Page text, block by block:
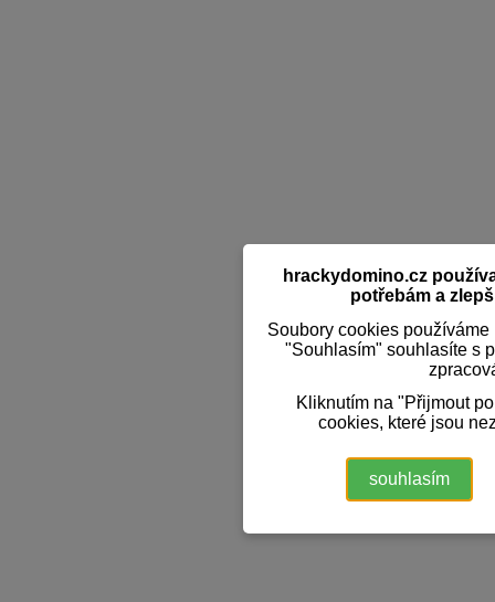
hrackydomino.cz
potřebám a
Soubory cookies
"Souhlasím" souhlasíte s
Kliknutím na "Přijmout
cookies, které jsou
souhlasím